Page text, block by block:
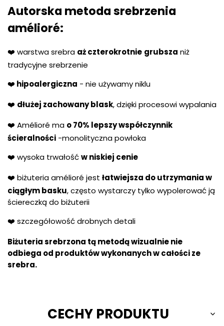
Autorska metoda srebrzenia
amélioré:
❤️ warstwa srebra aż czterokrotnie grubsza niż
tradycyjne srebrzenie
❤️ hipoalergiczna - nie używamy niklu
❤️ dłużej zachowany blask, dzięki procesowi wypalania
❤️ Amélioré ma o 70% lepszy współczynnik
ścieralności -monolityczna powłoka
❤️ wysoka trwałośćw niskiej cenie
❤️ biżuteria amélioré jest łatwiejsza do utrzymania w
ciągłym basku, często wystarczy tylko wypolerować ją
ściereczką do biżuterii
❤️ szczegółowość drobnych detali
Biżuteria srebrzona tą metodą wizualnie nie
odbiega od produktów wykonanych w całości ze
srebra.
CECHY PRODUKTU